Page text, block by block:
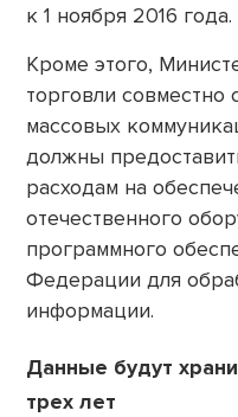
к 1 ноября 2016 года.
Кроме этого,
торговли совместно
массовых
должны
расходам на
отечественного
программного
Федерации для
информации.
Данные будут
трех лет